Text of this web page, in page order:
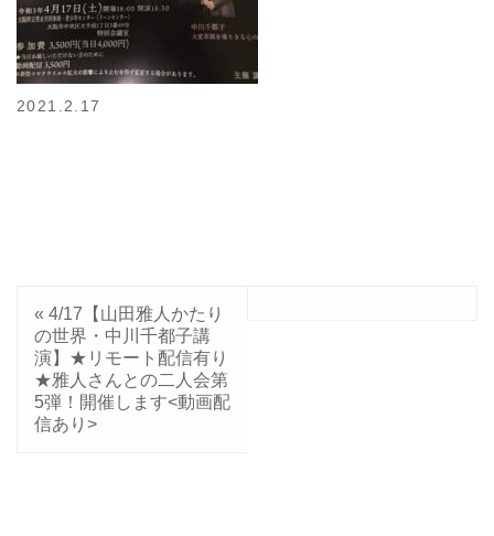
2021.2.17
« 4/17【山田雅人かたり
の世界・中川千都子講
演】★リモート配信有り
★雅人さんとの二人会第
5弾！開催します<動画配
信あり>